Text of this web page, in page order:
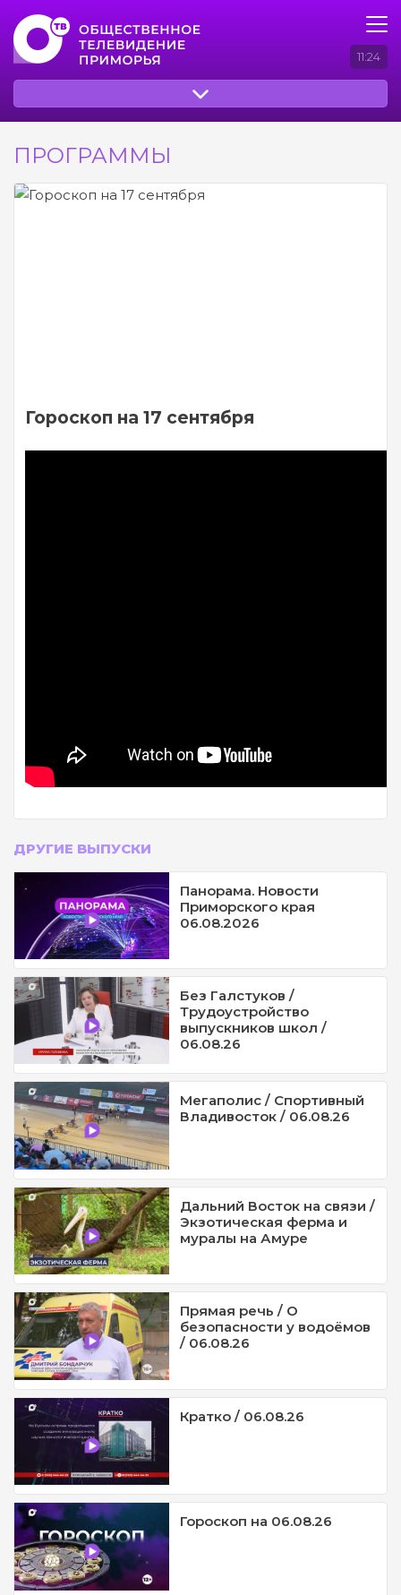
11:24
ПРОГРАММЫ
Гороскоп на 17 сентября
ДРУГИЕ ВЫПУСКИ
Панорама. Новости
Приморского края
06.08.2026
Без Галстуков /
Трудоустройство
выпускников школ /
06.08.26
Мегаполис / Спортивный
Владивосток / 06.08.26
Дальний Восток на связи /
Экзотическая ферма и
муралы на Амуре
Прямая речь / О
безопасности у водоёмов
/ 06.08.26
Кратко / 06.08.26
Гороскоп на 06.08.26